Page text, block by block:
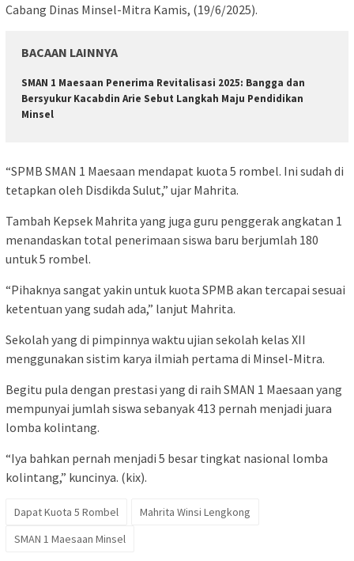
Cabang Dinas Minsel-Mitra Kamis, (19/6/2025).
BACAAN LAINNYA
SMAN 1 Maesaan Penerima Revitalisasi 2025: Bangga dan
Bersyukur Kacabdin Arie Sebut Langkah Maju Pendidikan
Minsel
“SPMB SMAN 1 Maesaan mendapat kuota 5 rombel. Ini sudah di
tetapkan oleh Disdikda Sulut,” ujar Mahrita.
Tambah Kepsek Mahrita yang juga guru penggerak angkatan 1
menandaskan total penerimaan siswa baru berjumlah 180
untuk 5 rombel.
“Pihaknya sangat yakin untuk kuota SPMB akan tercapai sesuai
ketentuan yang sudah ada,” lanjut Mahrita.
Sekolah yang di pimpinnya waktu ujian sekolah kelas XII
menggunakan sistim karya ilmiah pertama di Minsel-Mitra.
Begitu pula dengan prestasi yang di raih SMAN 1 Maesaan yang
mempunyai jumlah siswa sebanyak 413 pernah menjadi juara
lomba kolintang.
“Iya bahkan pernah menjadi 5 besar tingkat nasional lomba
kolintang,” kuncinya. (kix).
Dapat Kuota 5 Rombel
Mahrita Winsi Lengkong
SMAN 1 Maesaan Minsel